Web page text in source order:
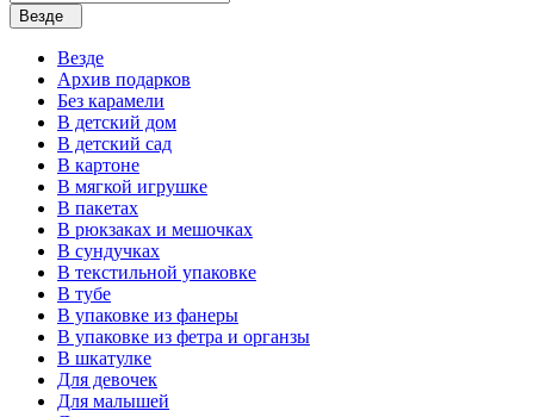
Везде
Везде
Архив подарков
Без карамели
В детский дом
В детский сад
В картоне
В мягкой игрушке
В пакетах
В рюкзаках и мешочках
В сундучках
В текстильной упаковке
В тубе
В упаковке из фанеры
В упаковке из фетра и органзы
В шкатулке
Для девочек
Для малышей